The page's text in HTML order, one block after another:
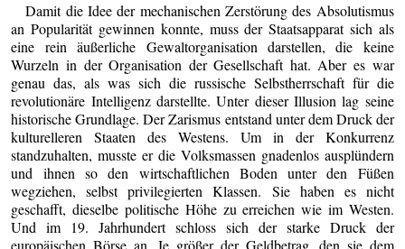
Damit die Idee der mechanischen Zerstörung des Absolutismus
an Popularität gewinnen konnte, muss der Staatsapparat sich als
eine rein äußerliche Gewaltorganisation darstellen, die keine
Wurzeln in der Organisation der Gesellschaft hat. Aber es war
genau das, als was sich die russische Selbstherrschaft für die
revolutionäre Intelligenz darstellte. Unter dieser Illusion lag seine
historische Grundlage. Der Zarismus entstand unter dem Druck der
kulturelleren Staaten des Westens. Um in der Konkurrenz
standzuhalten, musste er die Volksmassen gnadenlos ausplündern
und ihnen so den wirtschaftlichen Boden unter den Füßen
wegziehen, selbst privilegierten Klassen. Sie haben es nicht
geschafft, dieselbe politische Höhe zu erreichen wie im Westen.
Und im 19. Jahrhundert schloss sich der starke Druck der